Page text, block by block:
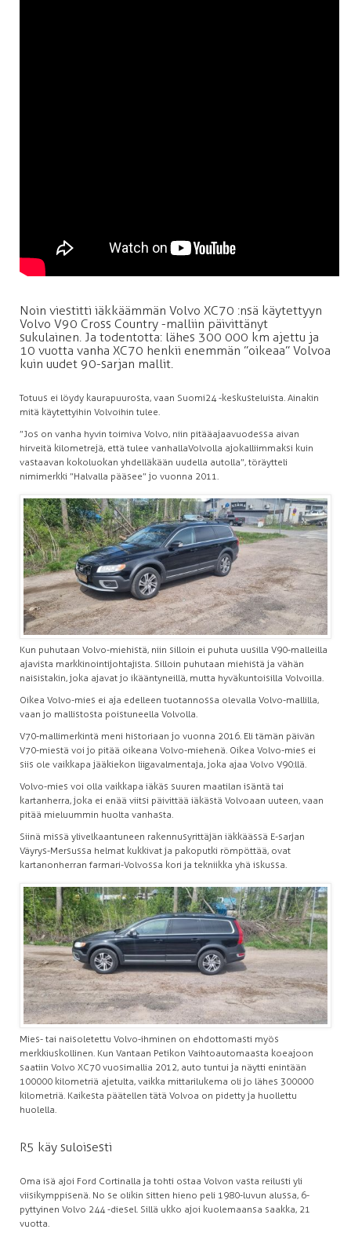
Noin viestitti iäkkäämmän Volvo XC70 :nsä käytettyyn
Volvo V90 Cross Country -malliin päivittänyt
sukulainen. Ja todentotta: lähes 300 000 km ajettu ja
10 vuotta vanha XC70 henkii enemmän ”oikeaa” Volvoa
kuin uudet 90-sarjan mallit.
Totuus ei löydy kaurapuurosta, vaan Suomi24 -keskusteluista. Ainakin
mitä käytettyihin Volvoihin tulee.
”Jos on vanha hyvin toimiva Volvo, niin pitää ajaa vuodessa aivan
hirveitä kilometrejä, että tulee vanhalla Volvolla ajo kalliimmaksi kuin
vastaavan kokoluokan yhdelläkään uudella autolla”, töräytteli
nimimerkki ”Halvalla pääsee” jo vuonna 2011.
Kun puhutaan Volvo-miehistä, niin silloin ei puhuta uusilla V90-malleilla
ajavista markkinointijohtajista. Silloin puhutaan miehistä ja vähän
naisistakin, joka ajavat jo ikääntyneillä, mutta hyväkuntoisilla Volvoilla.
Oikea Volvo-mies ei aja edelleen tuotannossa olevalla Volvo-mallilla,
vaan jo mallistosta poistuneella Volvolla.
V70-mallimerkintä meni historiaan jo vuonna 2016. Eli tämän päivän
V70-miestä voi jo pitää oikeana Volvo-miehenä. Oikea Volvo-mies ei
siis ole vaikkapa jääkiekon liigavalmentaja, joka ajaa Volvo V90:llä.
Volvo-mies voi olla vaikkapa iäkäs suuren maatilan isäntä tai
kartanherra, joka ei enää viitsi päivittää iäkästä Volvoaan uuteen, vaan
pitää mieluummin huolta vanhasta.
Siinä missä ylivelkaantuneen rakennusyrittäjän iäkkäässä E-sarjan
Väyrys-Mersussa helmat kukkivat ja pakoputki römpöttää, ovat
kartanonherran farmari-Volvossa kori ja tekniikka yhä iskussa.
Mies- tai naisoletettu Volvo-ihminen on ehdottomasti myös
merkkiuskollinen. Kun Vantaan Petikon Vaihtoautomaasta koeajoon
saatiin Volvo XC70 vuosimallia 2012, auto tuntui ja näytti enintään
100 000 kilometriä ajetulta, vaikka mittarilukema oli jo lähes 300 000
kilometriä. Kaikesta päätellen tätä Volvoa on pidetty ja huollettu
huolella.
R5 käy suloisesti
Oma isä ajoi Ford Cortinalla ja tohti ostaa Volvon vasta reilusti yli
viisikymppisenä. No se olikin sitten hieno peli 1980-luvun alussa, 6-
pyttyinen Volvo 244 -diesel. Sillä ukko ajoi kuolemaansa saakka, 21
vuotta.